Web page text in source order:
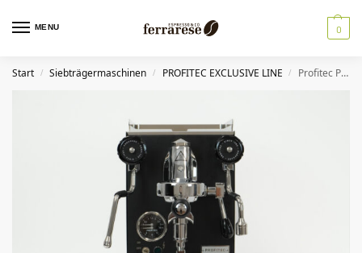
MENU 0
Start / Siebträgermaschinen / PROFITEC EXCLUSIVE LINE / Profitec PRO 400 – Black Edition Sonderedition